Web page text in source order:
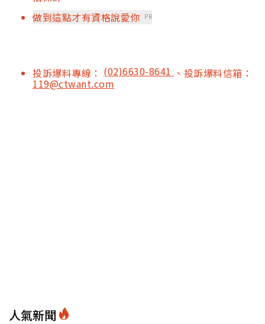
做到這點才有資格說愛你 PR
投訴爆料專線： (02)6630-8641 、投訴爆料信箱：
119@ctwant.com
人氣新聞